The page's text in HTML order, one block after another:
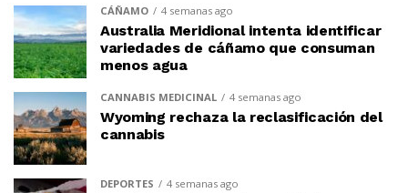
CÁÑAMO 4 semanas ago
Australia Meridional intenta identificar
variedades de cáñamo que consuman
menos agua
CANNABIS MEDICINAL 4 semanas ago
Wyoming rechaza la reclasificación del
cannabis
DEPORTES 4 semanas ago